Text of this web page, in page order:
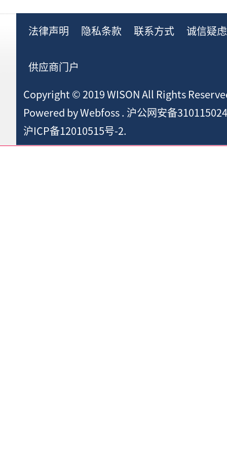
法律声明 隐私条款 联系方式 诚信疑
供应商门户
Copyright © 2019 WISON All Rights
Powered byWebfoss. 沪公网安备
沪ICP备12010515号-2.